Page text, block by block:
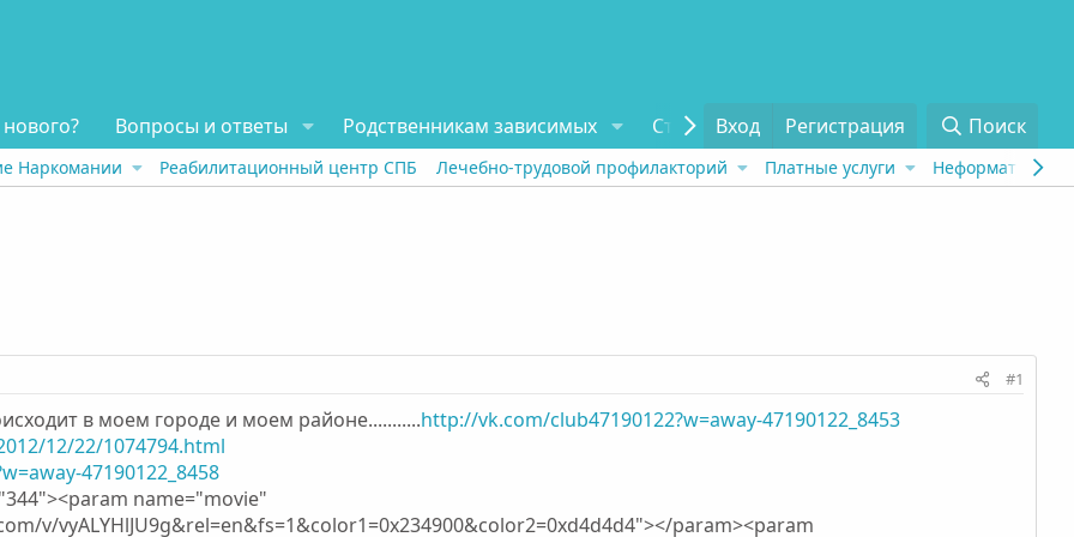
Вопросы и ответы Родственникам зависимых Статьи Отзывы О проекте
Вход Регистрация Поиск
Наркомании Реабилитационный центр СПБ Лечебно-трудовой профилакторий Платные услуги Неформат
#1
в моем городе и моем районе...........http://vk.com/club47190122?w=away-47190122_8453
12/22/1074794.html
47190122_8458
name="movie"
v/vyALYHlJU9g&rel=en&fs=1&color1=0x234900&color2=0xd4d4d4"></param><param